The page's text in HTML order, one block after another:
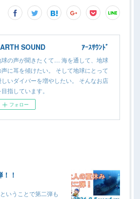
SOUND ｱｰｽｻｳﾝﾄﾞ
球の声が聞きたくて… 海を通して、地球
声に耳を傾けたい。 そして地球にとって
しいダイバーを増やしたい。 そんなお店
目指しています。
フォロー
！
いうことで第二弾も